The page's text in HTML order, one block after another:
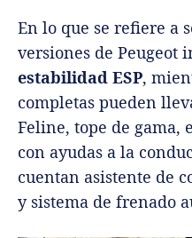
En lo que se refiere a
versiones de Peugeot
estabilidad ESP,
completas pueden
Feline, tope de gama,
con ayudas a la
cuentan asistente de
y sistema de frenado